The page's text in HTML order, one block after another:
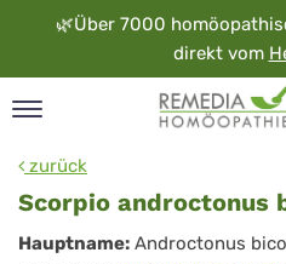
🌿Über 7000
direkt vom
zurück
Scorpio androctonus
Scorpio
Hauptname: Androctonus